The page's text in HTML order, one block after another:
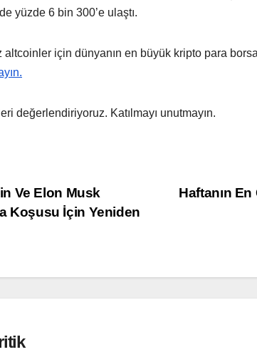
yüzde 6 bin 300’e ulaştı.
altcoinler için dünyanın en büyük kripto para
değerlendiriyoruz. Katılmayı unutmayın.
Haftanın
Ve Elon Musk
Koşusu İçin Yeniden